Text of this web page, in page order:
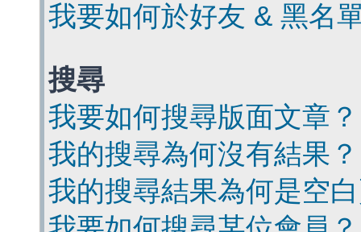
我要如何於好友 & 黑名
搜尋
我要如何搜尋版面文章？
我的搜尋為何沒有結果？
我的搜尋結果為何是空